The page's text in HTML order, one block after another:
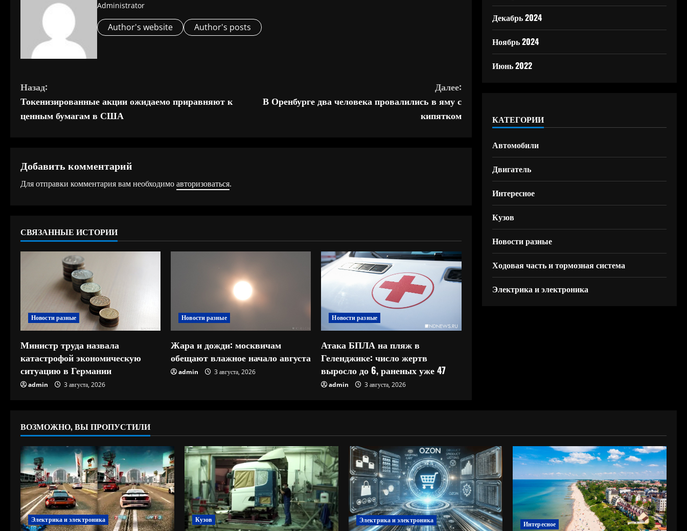
Administrator
Author's website Author's posts
П
р
о
и
т
е
н
и
Назад:
Токенизированные акции ожидаемо приравняют к
ценным бумагам в США
Далее:
В Оренбурге два человека провалились в яму с
кипятком
Добавить комментарий
Для отправки комментария вам необходимоавторизоваться.
СВЯЗАННЫЕ ИСТОРИИ
Новости разные
Министр труда назвала
катастрофой экономическую
ситуацию в Германии
admin 3 августа, 2026
Новости разные
Жара и дожди: москвичам
обещают влажное начало августа
admin 3 августа, 2026
Новости разные
Атака БПЛА на пляж в
Геленджике: число жертв
выросло до 6, раненых уже 47
admin 3 августа, 2026
Декабрь 2024
Ноябрь 2024
Июнь 2022
КАТЕГОРИИ
Автомобили
Двигатель
Интересное
Кузов
Новости разные
Ходовая часть и тормозная система
Электрика и электроника
ВОЗМОЖНО, ВЫ ПРОПУСТИЛИ
Электрика и электроника Кузов Электрика и электроника Интересное